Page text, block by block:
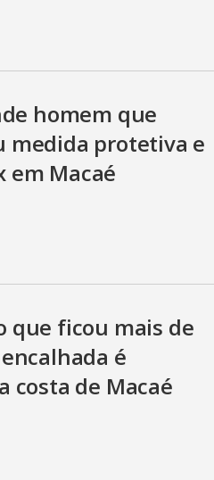
homem que
medida protetiva e
em Macaé
que ficou mais de
é
costa de Macaé